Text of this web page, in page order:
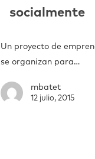
socialmente
Un proyecto de
se organizan para…
mbatet
12 julio, 2015